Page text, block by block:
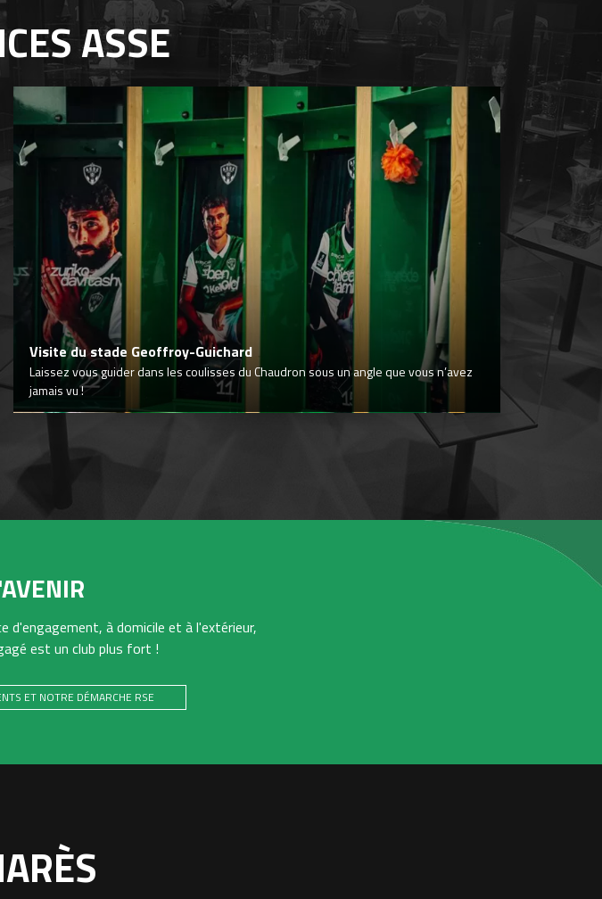
ASSE
Visite du stade Geoffroy-Guichard
Laissez vous guider dans les coulisses du Chaudron sous un angle que vous n’avez
jamais vu !
d'engagement, à domicile et à l'extérieur,
est un club plus fort !
ET NOTRE DÉMARCHE RSE